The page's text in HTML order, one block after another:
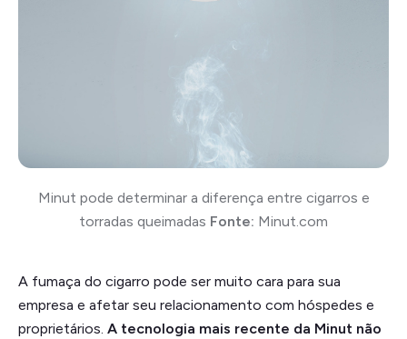
Minut pode determinar a diferença entre cigarros e
torradas queimadas Fonte: Minut.com
A fumaça do cigarro pode ser muito cara para sua
empresa e afetar seu relacionamento com hóspedes e
proprietários. A tecnologia mais recente da Minut não